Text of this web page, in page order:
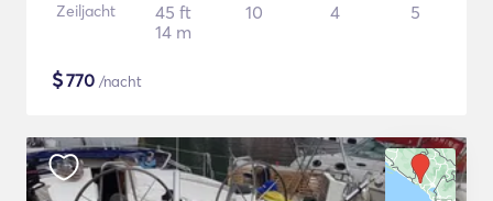
Zeiljacht
45 ft
14 m
10 4 5
$770 /nacht